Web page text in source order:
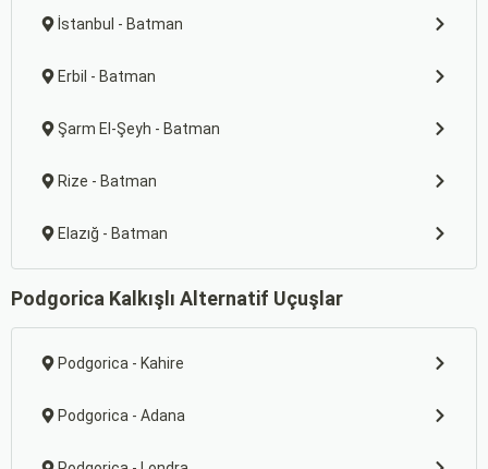
İstanbul - Batman
Erbil - Batman
Şarm El-Şeyh - Batman
Rize - Batman
Elazığ - Batman
Podgorica Kalkışlı Alternatif Uçuşlar
Podgorica - Kahire
Podgorica - Adana